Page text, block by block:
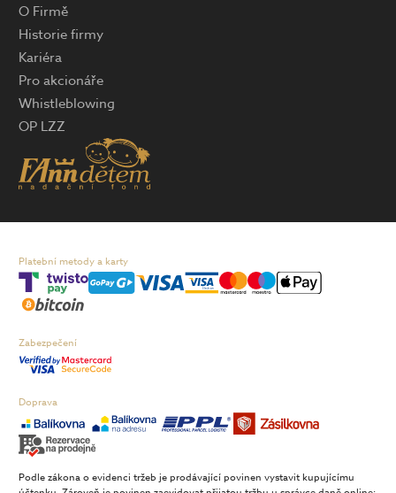
O Firmě
Historie firmy
Kariéra
Pro akcionáře
Whistleblowing
OP LZZ
Platební metody a karty
Zabezpečení
Doprava
Podle zákona o evidenci tržeb je prodávající povinen vystavit kupujícímu